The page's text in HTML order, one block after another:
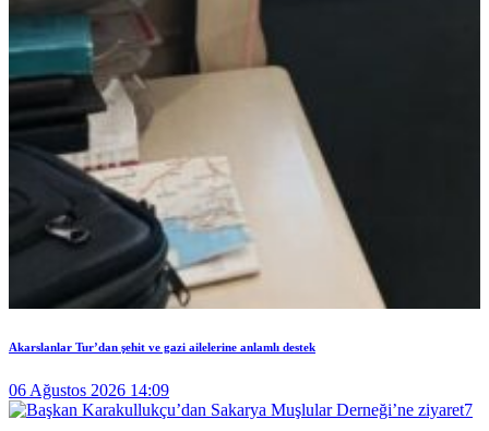
Akarslanlar Tur’dan şehit ve gazi ailelerine anlamlı destek
06 Ağustos 2026 14:09